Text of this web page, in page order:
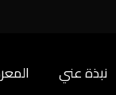
نبذة عني